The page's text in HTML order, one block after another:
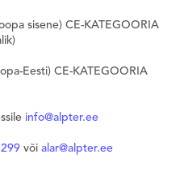
sisene) CE-KATEGOORIA
Eesti) CE-KATEGOORIA
info@alpter.ee
või alar@alpter.ee